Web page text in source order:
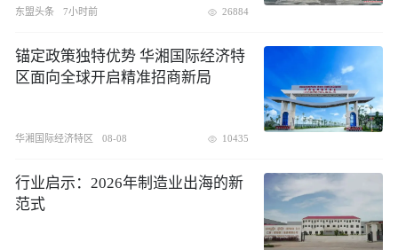
东盟头条 7小时前 26884
锚定政策独特优势 华湘国际经济特
区面向全球开启精准招商新局
华湘国际经济特区 08-08 10435
行业启示：2026年制造业出海的新
范式